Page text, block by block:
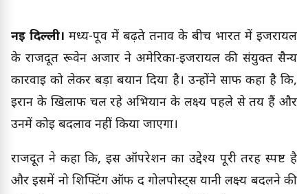
नई दिल्ली। मध्य-पूर्व में बढ़ते तनाव के बीच भारत में इजरायल
के राजदूत रूवेन अजार ने अमेरिका-इजरायल की संयुक्त सैन्य
कार्रवाई को लेकर बड़ा बयान दिया है। उन्होंने साफ कहा है कि,
ईरान के खिलाफ चल रहे अभियान के लक्ष्य पहले से तय हैं और
उनमें कोई बदलाव नहीं किया जाएगा।
राजदूत ने कहा कि, इस ऑपरेशन का उद्देश्य पूरी तरह स्पष्ट है
और इसमें नो शिफ्टिंग ऑफ द गोलपोस्ट्स यानी लक्ष्य बदलने की